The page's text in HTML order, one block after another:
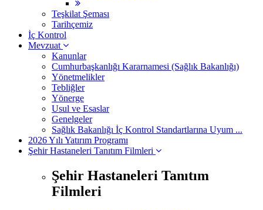
Teşkilat Şeması
Tarihçemiz
İç Kontrol
Mevzuat
Kanunlar
Cumhurbaşkanlığı Kararnamesi (Sağlık Bakanlığı)
Yönetmelikler
Tebliğler
Yönerge
Usul ve Esaslar
Genelgeler
Sağlık Bakanlığı İç Kontrol Standartlarına Uyum ...
2026 Yılı Yatırım Programı
Şehir Hastaneleri Tanıtım Filmleri
Şehir Hastaneleri Tanıtım
Filmleri